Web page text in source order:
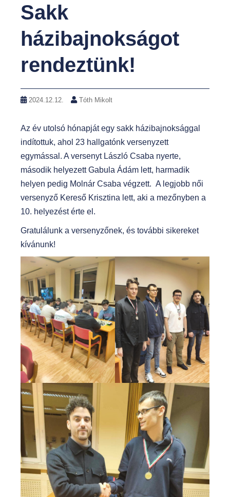
Sakk
házibajnokságot
rendeztünk!
2024.12.12. Tóth Mikolt
Az év utolsó hónapját egy sakk házibajnoksággal
indítottuk, ahol 23 hallgatónk versenyzett
egymással. A versenyt László Csaba nyerte,
második helyezett Gabula Ádám lett, harmadik
helyen pedig Molnár Csaba végzett. A legjobb női
versenyző Kereső Krisztina lett, aki a mezőnyben a
10. helyezést érte el.
Gratulálunk a versenyzőnek, és további sikereket
kívánunk!